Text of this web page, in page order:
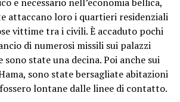
attaccano loro i quartieri residenziali
vittime tra i civili. È accaduto pochi
di numerosi missili sui palazzi
state una decina. Poi anche sui
sono state bersagliate abitazioni
lontane dalle linee di contatto.